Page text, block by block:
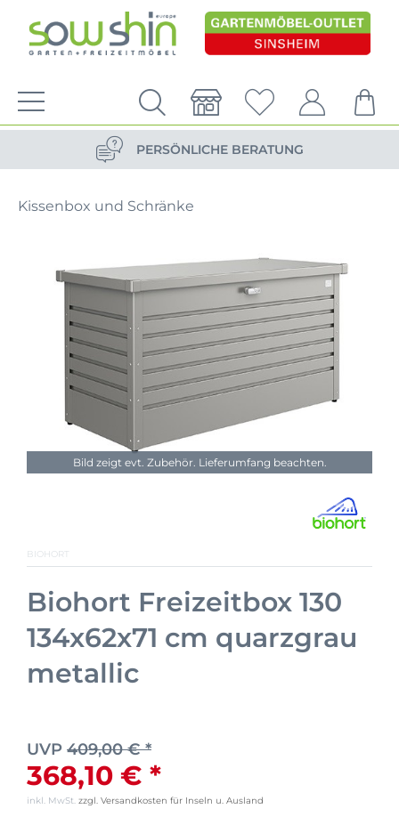
VERSANDKOSTENFREIE LIEFERUNG
PERSÖNLICHE BERATUNG
PERSÖNLICHE BERATUNG
Kissenbox und Schränke
Bild zeigt evt. Zubehör. Lieferumfang beachten.
BIOHORT
Biohort Freizeitbox 130
134x62x71 cm quarzgrau
metallic
UVP 409,00 € *
368,10 € *
inkl. MwSt. zzgl. Versandkosten für Inseln u. Ausland